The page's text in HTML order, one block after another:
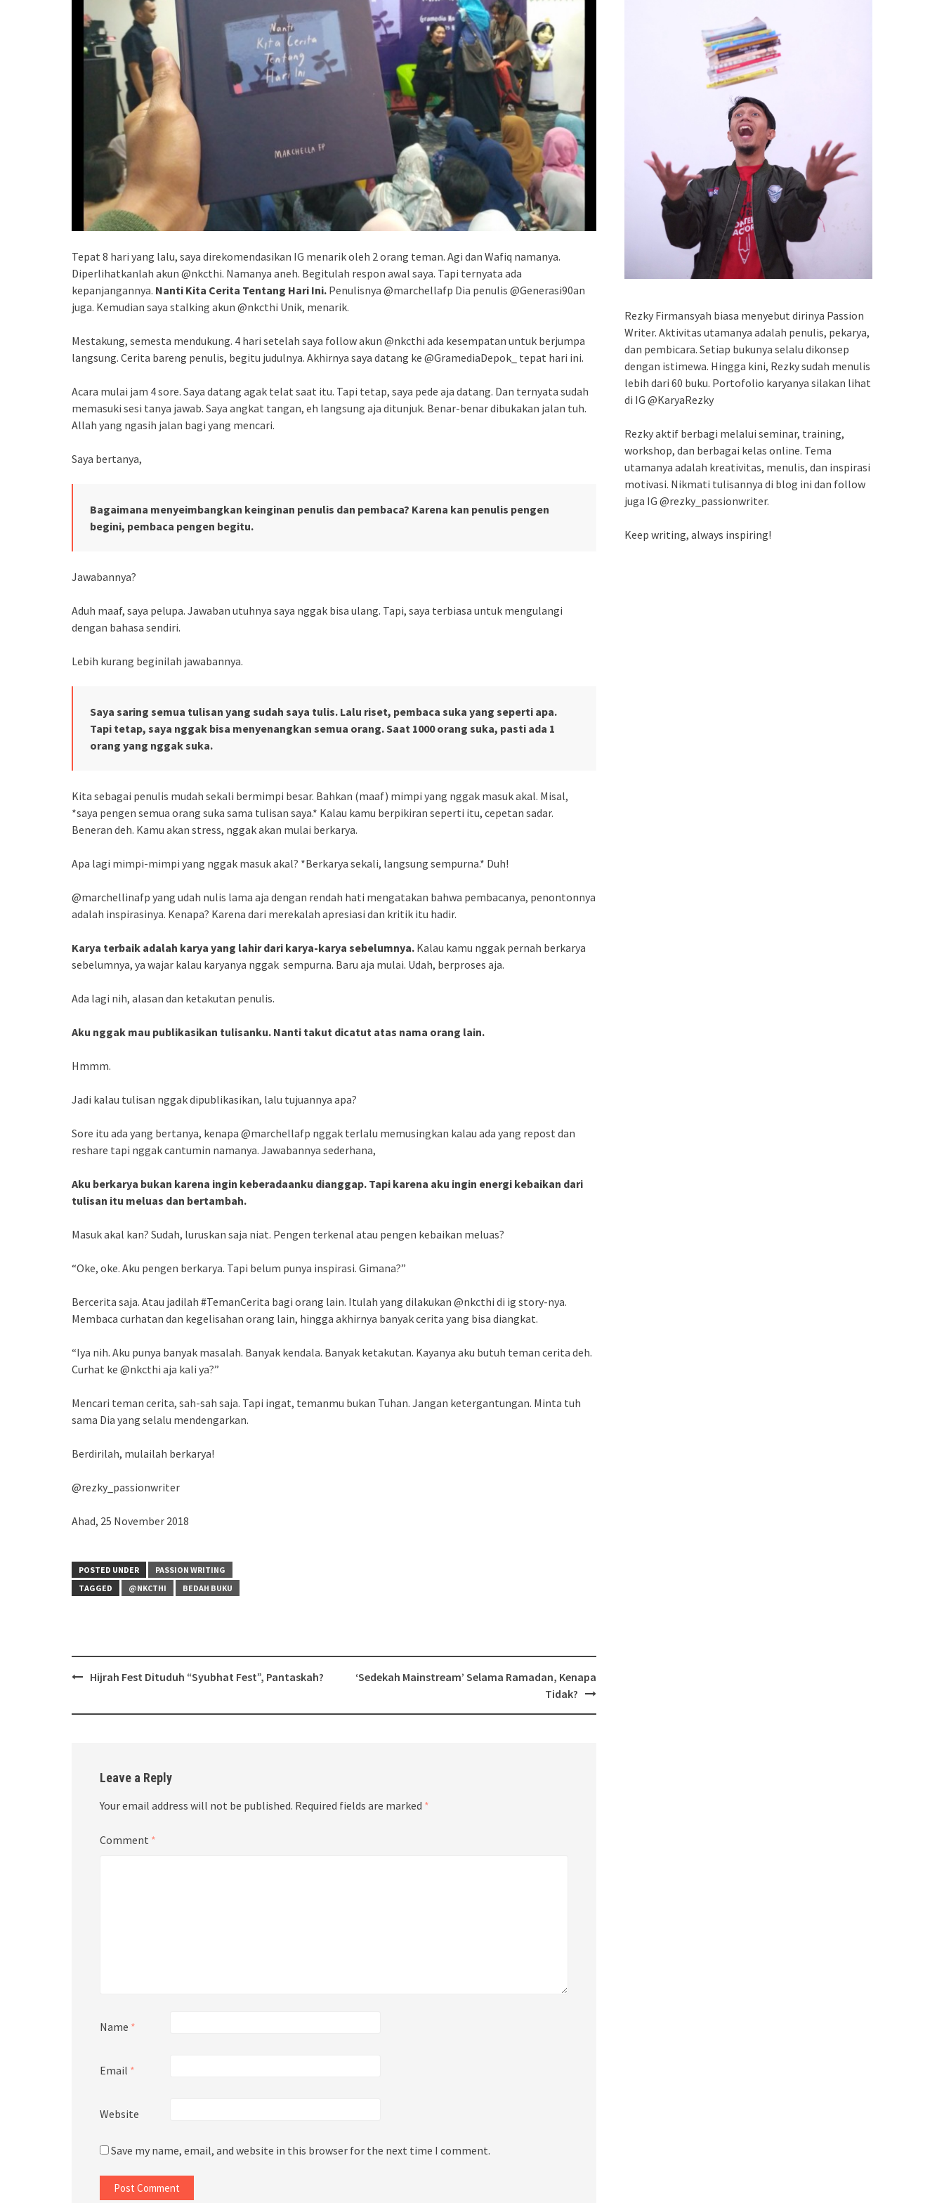
Tepat 8 hari yang lalu, saya direkomendasikan IG menarik oleh 2 orang teman. Agi dan Wafiq namanya.
Diperlihatkanlah akun @nkcthi. Namanya aneh. Begitulah respon awal saya. Tapi ternyata ada
kepanjangannya. Nanti Kita Cerita Tentang Hari Ini. Penulisnya @marchellafp Dia penulis @Generasi90an
juga. Kemudian saya stalking akun @nkcthi Unik, menarik.
Mestakung, semesta mendukung. 4 hari setelah saya follow akun @nkcthi ada kesempatan untuk berjumpa
langsung. Cerita bareng penulis, begitu judulnya. Akhirnya saya datang ke @GramediaDepok_ tepat hari ini.
Acara mulai jam 4 sore. Saya datang agak telat saat itu. Tapi tetap, saya pede aja datang. Dan ternyata sudah
memasuki sesi tanya jawab. Saya angkat tangan, eh langsung aja ditunjuk. Benar-benar dibukakan jalan tuh.
Allah yang ngasih jalan bagi yang mencari.
Saya bertanya,
Bagaimana menyeimbangkan keinginan penulis dan pembaca? Karena kan penulis pengen
begini, pembaca pengen begitu.
Jawabannya?
Aduh maaf, saya pelupa. Jawaban utuhnya saya nggak bisa ulang. Tapi, saya terbiasa untuk mengulangi
dengan bahasa sendiri.
Lebih kurang beginilah jawabannya.
Saya saring semua tulisan yang sudah saya tulis. Lalu riset, pembaca suka yang seperti apa.
Tapi tetap, saya nggak bisa menyenangkan semua orang. Saat 1000 orang suka, pasti ada 1
orang yang nggak suka.
Kita sebagai penulis mudah sekali bermimpi besar. Bahkan (maaf) mimpi yang nggak masuk akal. Misal,
*saya pengen semua orang suka sama tulisan saya.* Kalau kamu berpikiran seperti itu, cepetan sadar.
Beneran deh. Kamu akan stress, nggak akan mulai berkarya.
Apa lagi mimpi-mimpi yang nggak masuk akal? *Berkarya sekali, langsung sempurna.* Duh!
@marchellinafp yang udah nulis lama aja dengan rendah hati mengatakan bahwa pembacanya, penontonnya
adalah inspirasinya. Kenapa? Karena dari merekalah apresiasi dan kritik itu hadir.
Karya terbaik adalah karya yang lahir dari karya-karya sebelumnya. Kalau kamu nggak pernah berkarya
sebelumnya, ya wajar kalau karyanya nggak sempurna. Baru aja mulai. Udah, berproses aja.
Ada lagi nih, alasan dan ketakutan penulis.
Aku nggak mau publikasikan tulisanku. Nanti takut dicatut atas nama orang lain.
Hmmm.
Jadi kalau tulisan nggak dipublikasikan, lalu tujuannya apa?
Sore itu ada yang bertanya, kenapa @marchellafp nggak terlalu memusingkan kalau ada yang repost dan
reshare tapi nggak cantumin namanya. Jawabannya sederhana,
Aku berkarya bukan karena ingin keberadaanku dianggap. Tapi karena aku ingin energi kebaikan dari
tulisan itu meluas dan bertambah.
Masuk akal kan? Sudah, luruskan saja niat. Pengen terkenal atau pengen kebaikan meluas?
“Oke, oke. Aku pengen berkarya. Tapi belum punya inspirasi. Gimana?”
Bercerita saja. Atau jadilah #TemanCerita bagi orang lain. Itulah yang dilakukan @nkcthi di ig story-nya.
Membaca curhatan dan kegelisahan orang lain, hingga akhirnya banyak cerita yang bisa diangkat.
“Iya nih. Aku punya banyak masalah. Banyak kendala. Banyak ketakutan. Kayanya aku butuh teman cerita deh.
Curhat ke @nkcthi aja kali ya?”
Mencari teman cerita, sah-sah saja. Tapi ingat, temanmu bukan Tuhan. Jangan ketergantungan. Minta tuh
sama Dia yang selalu mendengarkan.
Berdirilah, mulailah berkarya!
@rezky_passionwriter
Ahad, 25 November 2018
POSTED UNDER
PASSION WRITING
TAGGED
@NKCTHI BEDAH BUKU
PostHijrah Fest Dituduh “Syubhat Fest”, Pantaskah?
‘Sedekah Mainstream’ Selama Ramadan, Kenapa
Tidak?
Leave a Reply
Your email address will not be published. Required fields are marked *
Comment *
Name *
Email *
Website
Save my name, email, and website in this browser for the next time I comment.
Rezky Firmansyah biasa menyebut dirinya Passion
Writer. Aktivitas utamanya adalah penulis, pekarya,
dan pembicara. Setiap bukunya selalu dikonsep
dengan istimewa. Hingga kini, Rezky sudah menulis
lebih dari 60 buku. Portofolio karyanya silakan lihat
di IG @KaryaRezky
Rezky aktif berbagi melalui seminar, training,
workshop, dan berbagai kelas online. Tema
utamanya adalah kreativitas, menulis, dan inspirasi
motivasi. Nikmati tulisannya di blog ini dan follow
juga IG @rezky_passionwriter.
Keep writing, always inspiring!